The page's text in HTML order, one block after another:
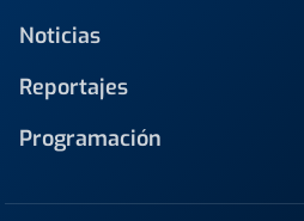
Noticias
Reportajes
Programación